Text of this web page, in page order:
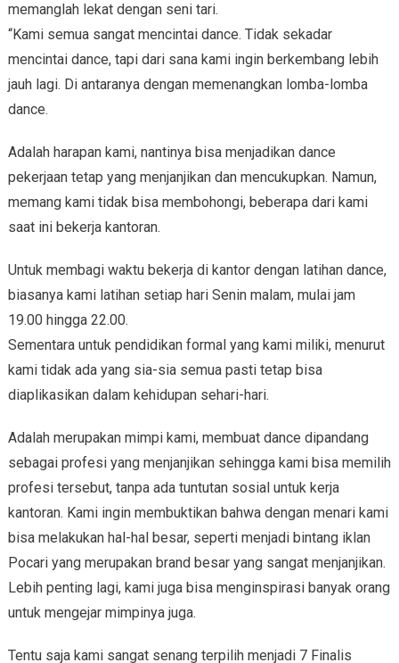
memanglah lekat dengan seni tari.
“Kami semua sangat mencintai dance. Tidak sekadar
mencintai dance, tapi dari sana kami ingin berkembang lebih
jauh lagi. Di antaranya dengan memenangkan lomba-lomba
dance.
Adalah harapan kami, nantinya bisa menjadikan dance
pekerjaan tetap yang menjanjikan dan mencukupkan. Namun,
memang kami tidak bisa membohongi, beberapa dari kami
saat ini bekerja kantoran.
Untuk membagi waktu bekerja di kantor dengan latihan dance,
biasanya kami latihan setiap hari Senin malam, mulai jam
19.00 hingga 22.00.
Sementara untuk pendidikan formal yang kami miliki, menurut
kami tidak ada yang sia-sia semua pasti tetap bisa
diaplikasikan dalam kehidupan sehari-hari.
Adalah merupakan mimpi kami, membuat dance dipandang
sebagai profesi yang menjanjikan sehingga kami bisa memilih
profesi tersebut, tanpa ada tuntutan sosial untuk kerja
kantoran. Kami ingin membuktikan bahwa dengan menari kami
bisa melakukan hal-hal besar, seperti menjadi bintang iklan
Pocari yang merupakan brand besar yang sangat menjanjikan.
Lebih penting lagi, kami juga bisa menginspirasi banyak orang
untuk mengejar mimpinya juga.
Tentu saja kami sangat senang terpilih menjadi 7 Finalis